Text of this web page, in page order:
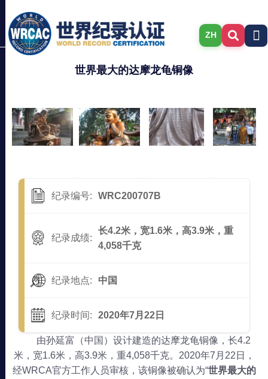
ZH
世界最大的达摩龙龟铜像
纪录编号: WRC200707B
纪录成绩:
长4.2米，宽1.6米，高3.9米，重
4,058千克
纪录地点: 中国
纪录时间: 2020年7月22日
由孙延富（中国）设计建造的达摩龙龟铜像，长4.2
米，宽1.6米，高3.9米，重4,058千克。2020年7月22日，
经WRCA官方工作人员审核，该铜像被确认为“世界最大的